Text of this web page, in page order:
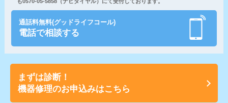
通話料無料(グッドライフコール)
電話で相談する
まずは診断！
機器修理のお申込みはこちら